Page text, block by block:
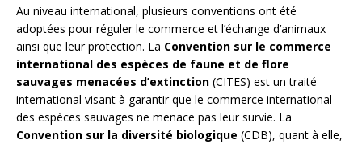
Au niveau international, plusieurs conventions ont été
adoptées pour réguler le commerce et l’échange d’animaux
ainsi que leur protection. La Convention sur le commerce
international des espèces de faune et de flore
sauvages menacées d’extinction (CITES) est un traité
international visant à garantir que le commerce international
des espèces sauvages ne menace pas leur survie. La
Convention sur la diversité biologique (CDB), quant à elle,